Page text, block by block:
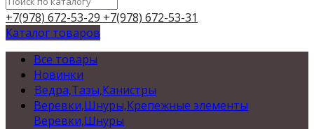
+7(978) 672-53-29 +7(978) 672-53-31
Каталог товаров
Все товары
Новинки
Ведра,Тазы,Канистры
Веревки,Шнуры,Крепежные элементы
Веревки,Шнуры